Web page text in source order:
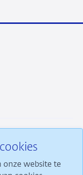
onze website te
X